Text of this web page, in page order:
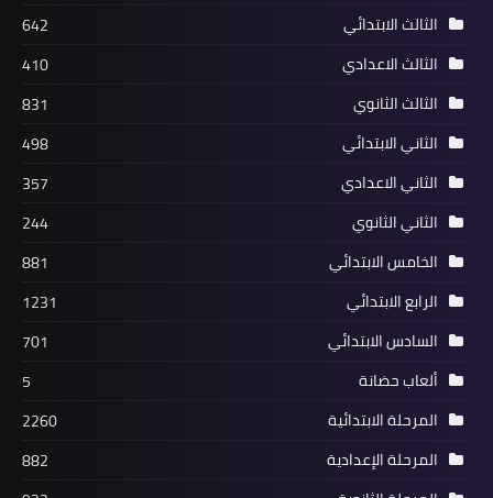
الثالث الابتدائي
642
الثالث الاعدادي
410
الثالث الثانوي
831
الثاني الابتدائي
498
الثاني الاعدادي
357
الثاني الثانوي
244
الخامس الابتدائي
881
الرابع الابتدائي
1231
السادس الابتدائي
701
ألعاب حضانة
5
المرحلة الابتدائية
2260
المرحلة الإعدادية
882